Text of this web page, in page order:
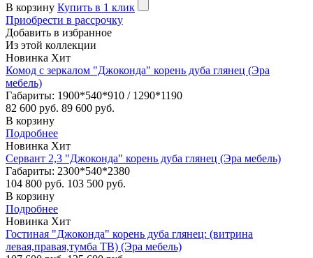
В корзину Купить в 1 клик
Приобрести в рассрочку
Добавить в избранное
Из этой коллекции
Новинка Хит
Комод с зеркалом "Джоконда" корень дуба глянец (Эра
мебель)
Габариты: 1900*540*910 / 1290*1190
82 600 руб. 89 600 руб.
В корзину
Подробнее
Новинка Хит
Сервант 2,3 "Джоконда" корень дуба глянец (Эра мебель)
Габариты: 2300*540*2380
104 800 руб. 103 500 руб.
В корзину
Подробнее
Новинка Хит
Гостиная "Джоконда" корень дуба глянец: (витрина
левая,правая,тумба ТВ) (Эра мебель)